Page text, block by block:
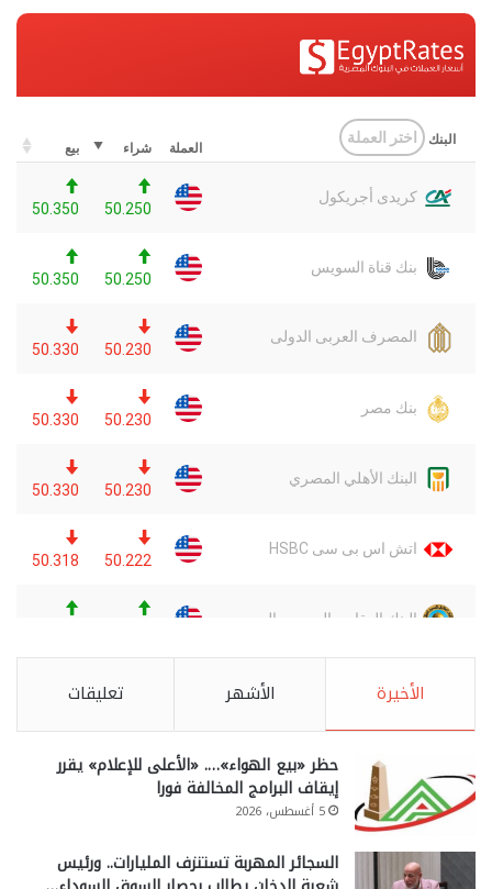
الأخيرة الأشهر تعليقات
حظر «بيع الهواء»…. «الأعلى للإعلام» يقرر
إيقاف البرامج المخالفة فورا
5 أغسطس، 2026
السجائر المهربة تستنزف المليارات.. ورئيس